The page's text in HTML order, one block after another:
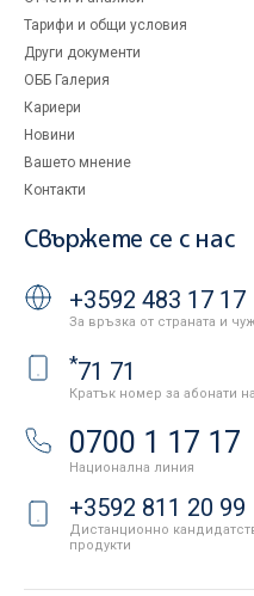
Тарифи и общи условия
Други документи
ОББ Галерия
Кариери
Новини
Вашето мнение
Контакти
Свържете се с нас
+3592 483 17 17
За връзка от страната и
*71 71
Кратък номер за абонати
0700 1 17 17
Национална линия
+3592 811 20 99
Дистанционно
продукти